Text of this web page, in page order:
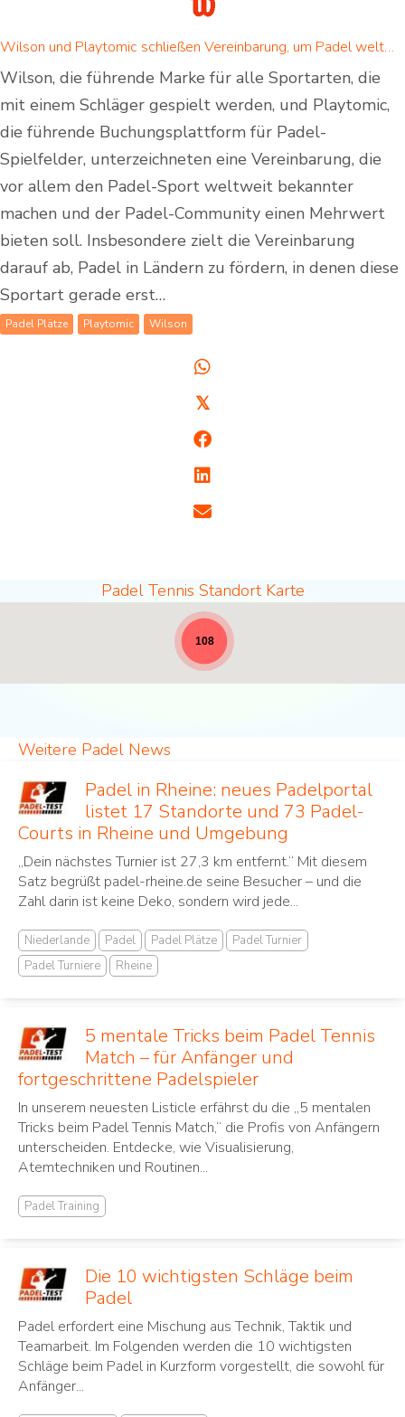
Wilson und Playtomic schließen Vereinbarung, um Padel weltweit beliebt zu machen
Wilson, die führende Marke für alle Sportarten, die
mit einem Schläger gespielt werden, und Playtomic,
die führende Buchungsplattform für Padel-
Spielfelder, unterzeichneten eine Vereinbarung, die
vor allem den Padel-Sport weltweit bekannter
machen und der Padel-Community einen Mehrwert
bieten soll. Insbesondere zielt die Vereinbarung
darauf ab, Padel in Ländern zu fördern, in denen diese
Sportart gerade erst…
Padel Plätze Playtomic Wilson
𝕏
Padel Tennis Standort Karte
Padel Standorte - volle Breite für News [19]
108
Weitere Padel News
Padel in Rheine: neues Padelportal
listet 17 Standorte und 73 Padel-
Courts in Rheine und Umgebung
„Dein nächstes Turnier ist 27,3 km entfernt.“ Mit diesem
Satz begrüßt padel-rheine.de seine Besucher – und die
Zahl darin ist keine Deko, sondern wird jede...
Niederlande Padel Padel Plätze
Padel Turnier
Padel Turniere
Rheine
5 mentale Tricks beim Padel Tennis
Match – für Anfänger und
fortgeschrittene Padelspieler
In unserem neuesten Listicle erfährst du die „5 mentalen
Tricks beim Padel Tennis Match,“ die Profis von Anfängern
unterscheiden. Entdecke, wie Visualisierung,
Atemtechniken und Routinen...
Padel Training
Die 10 wichtigsten Schläge beim
Padel
Padel erfordert eine Mischung aus Technik, Taktik und
Teamarbeit. Im Folgenden werden die 10 wichtigsten
Schläge beim Padel in Kurzform vorgestellt, die sowohl für
Anfänger...